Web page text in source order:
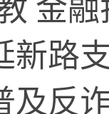
金
路
及反